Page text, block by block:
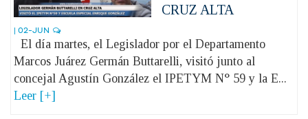
CRUZ ALTA
| 02-JUN
El día martes, el Legislador por el Departamento
Marcos Juárez Germán Buttarelli, visitó junto al
concejal Agustín González el IPETYM N° 59 y la E...
Leer [+]